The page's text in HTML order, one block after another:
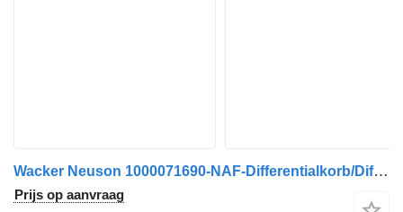
Wacker Neuson 1000071690-NAF-Differentialkorb/Differentieelhuis as
Prijs op aanvraag